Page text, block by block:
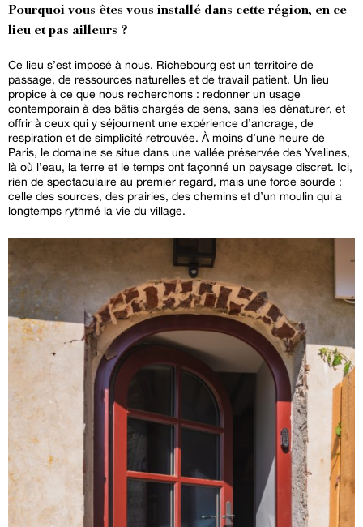
Pourquoi vous êtes vous installé dans cette région, en ce
lieu et pas ailleurs ?
Ce lieu s’est imposé à nous. Richebourg est un territoire de
passage, de ressources naturelles et de travail patient. Un lieu
propice à ce que nous recherchons : redonner un usage
contemporain à des bâtis chargés de sens, sans les dénaturer, et
offrir à ceux qui y séjournent une expérience d’ancrage, de
respiration et de simplicité retrouvée. À moins d’une heure de
Paris, le domaine se situe dans une vallée préservée des Yvelines,
là où l’eau, la terre et le temps ont façonné un paysage discret. Ici,
rien de spectaculaire au premier regard, mais une force sourde :
celle des sources, des prairies, des chemins et d’un moulin qui a
longtemps rythmé la vie du village.